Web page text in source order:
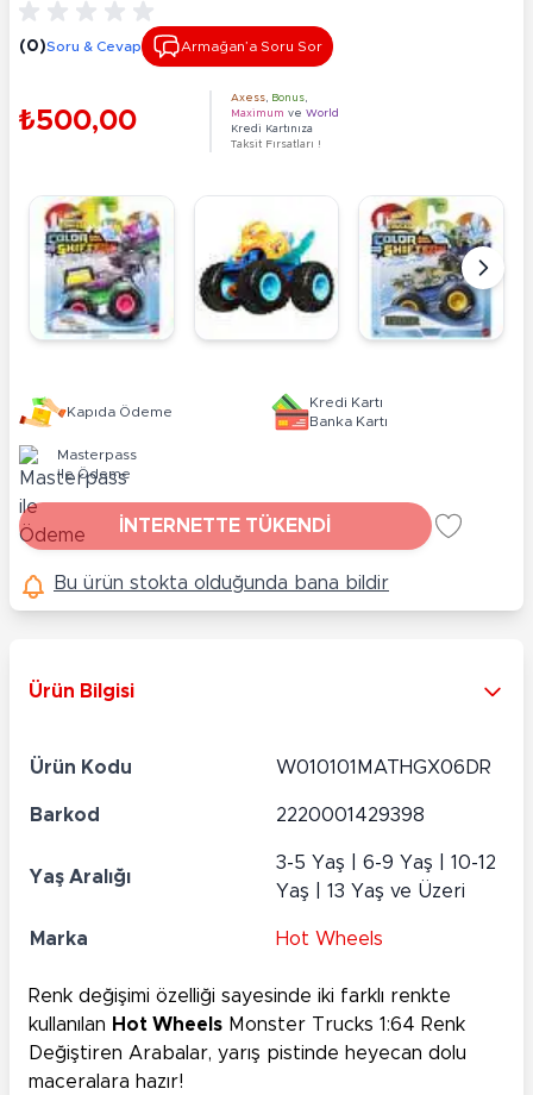
(0)Soru & Cevap Armağan’a Soru Sor
₺500,00
Axess Bonus
Maximum ve World
Kredi Kartınıza
Taksit Fırsatları !
Kapıda Ödeme
Kredi Kartı
Banka Kartı
Masterpass
ile Ödeme
İNTERNETTE TÜKENDİ
Bu ürün stokta olduğunda bana bildir
Ürün Bilgisi
Ürün Kodu W010101MATHGX06DR
Barkod 2220001429398
Yaş Aralığı
3-5 Yaş | 6-9 Yaş | 10-12
Yaş | 13 Yaş ve Üzeri
Marka Hot Wheels
Renk değişimi özelliği sayesinde iki farklı renkte
kullanılan Hot Wheels Monster Trucks 1:64 Renk
Değiştiren Arabalar, yarış pistinde heyecan dolu
maceralara hazır!